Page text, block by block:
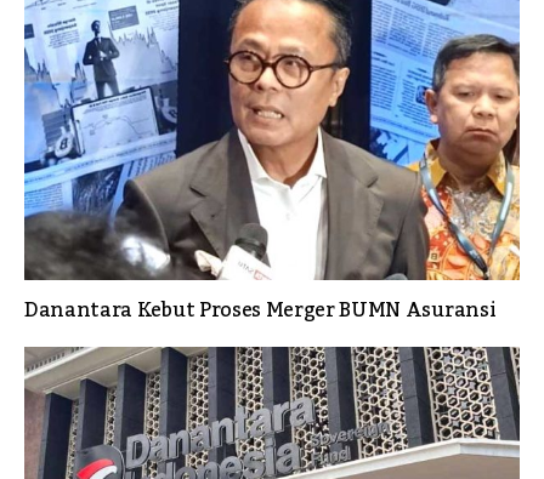
Danantara Kebut Proses Merger BUMN Asuransi